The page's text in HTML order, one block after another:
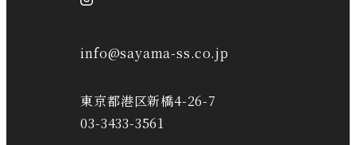
info@sayama-ss.co.jp
東京都港区新橋4-26-7
03-3433-3561